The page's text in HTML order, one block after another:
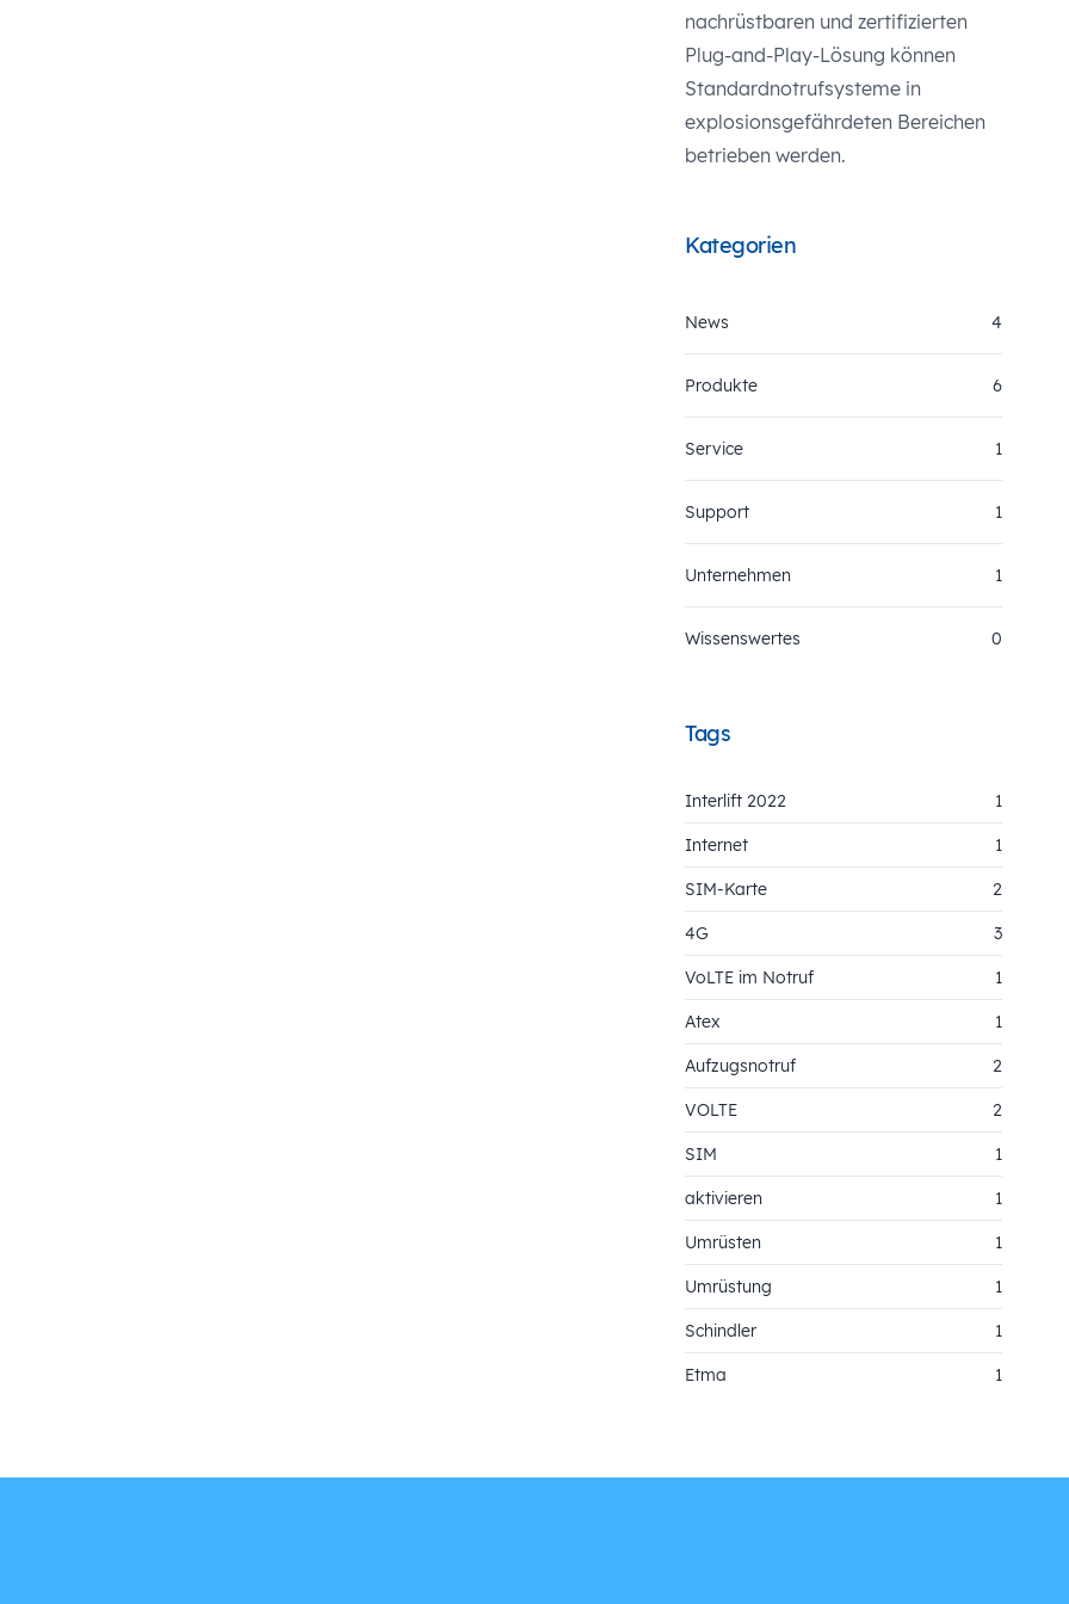
nachrüstbaren und zertifizierten
Plug-and-Play-Lösung können
Standardnotrufsysteme in
explosionsgefährdeten Bereichen
betrieben werden.
Kategorien
News 4
Produkte 6
Service 1
Support 1
Unternehmen 1
Wissenswertes 0
Tags
Interlift 2022 1
Internet 1
SIM-Karte 2
4G 3
VoLTE im Notruf 1
Atex 1
Aufzugsnotruf 2
VOLTE 2
SIM 1
aktivieren 1
Umrüsten 1
Umrüstung 1
Schindler 1
Etma 1